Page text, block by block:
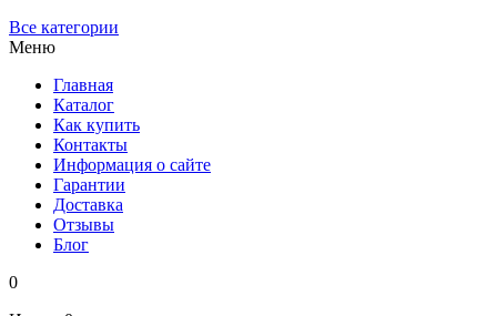
Все категории
Меню
Главная
Каталог
Как купить
Контакты
Информация о сайте
Гарантии
Доставка
Отзывы
Блог
0